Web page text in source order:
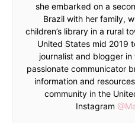
she embarked on a
Brazil with her family,
children’s library in a rural
United States mid 2019
journalist and blogger in
passionate communicator
information and
community in the
Instagram